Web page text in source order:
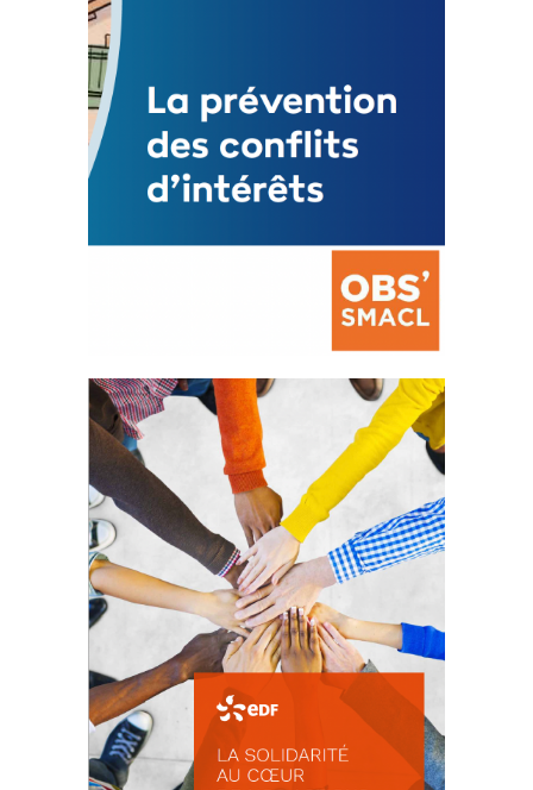
FEUILLETER
La prévention des conflits
d’intérêts
18 septembre 2023
FEUILLETER